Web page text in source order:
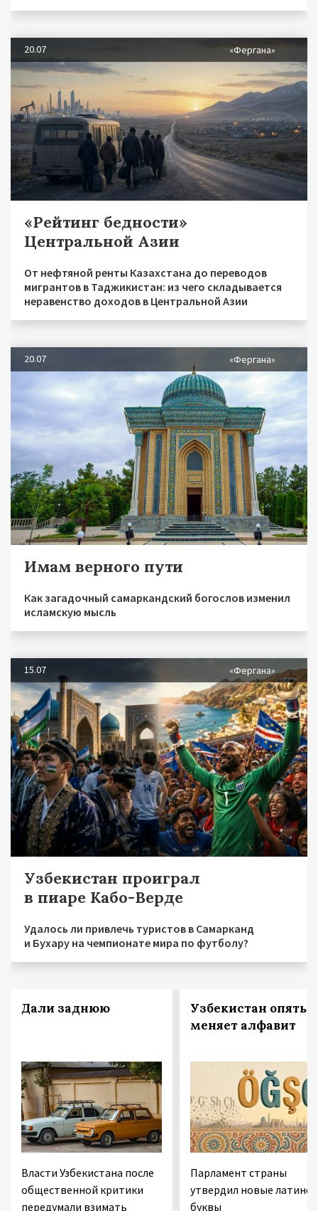
20.07 «Фергана»
«Рейтинг бедности»
Центральной Азии
От нефтяной ренты Казахстана до переводов
мигрантов в Таджикистан: из чего складывается
неравенство доходов в Центральной Азии
20.07 «Фергана»
Имам верного пути
Как загадочный самаркандский богослов изменил
исламскую мысль
15.07 «Фергана»
Узбекистан проиграл
в пиаре Кабо-Верде
Удалось ли привлечь туристов в Самарканд
и Бухару на чемпионате мира по футболу?
Дали заднюю
Власти Узбекистана после
общественной критики
передумали взимать
Узбекистан опять
меняет алфавит
Парламент страны
утвердил новые
буквы